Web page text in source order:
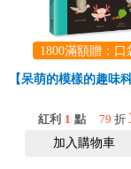
【呆萌的模樣的趣味
紅利 1 點 79 折
加入購物車